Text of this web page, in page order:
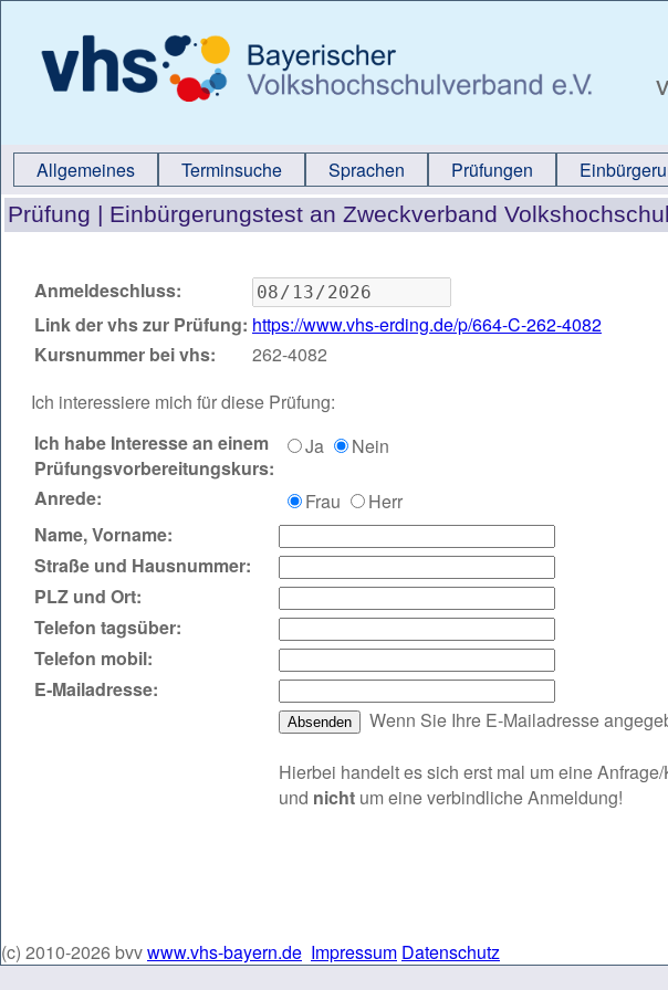
Allgemeines Terminsuche Sprachen Prüfungen
Prüfung | Einbürgerungstest an Zweckverband
Anmeldeschluss:
Link der vhs zur Prüfung: https://www.vhs-erding.de/p/664-C-262-4082
Kursnummer bei vhs:
262-4082
Ich interessiere mich für diese Prüfung:
Ich habe Interesse an einem
Prüfungsvorbereitungskurs:
Ja Nein
Anrede: Frau
Herr
Name, Vorname:
Straße und Hausnummer:
PLZ und Ort:
Telefon tagsüber:
Telefon mobil:
E‑Mailadresse:
Wenn Sie Ihre E‑Mailadresse
Hierbei handelt es sich erst mal um eine
und nicht um eine verbindliche Anmeldung!
(c) 2010-2026 bvvwww.vhs-bayern.de Impressum Datenschutz